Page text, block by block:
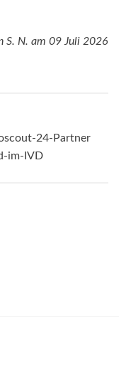
S. N. am 09 Juli 2026